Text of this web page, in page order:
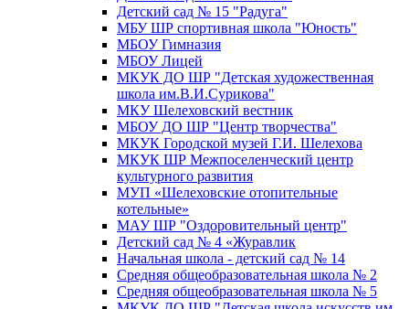
Детский сад № 15 "Радуга"
МБУ ШР спортивная школа "Юность"
МБОУ Гимназия
МБОУ Лицей
МКУК ДО ШР "Детская художественная
школа им.В.И.Сурикова"
МКУ Шелеховский вестник
МБОУ ДО ШР "Центр творчества"
МКУК Городской музей Г.И. Шелехова
МКУК ШР Межпоселенческий центр
культурного развития
МУП «Шелеховские отопительные
котельные»
МАУ ШР "Оздоровительный центр"
Детский сад № 4 «Журавлик
Начальная школа - детский сад № 14
Средняя общеобразовательная школа № 2
Средняя общеобразовательная школа № 5